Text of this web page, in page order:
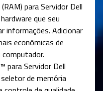
para Servidor Dell
que seu
informações. Adicionar
econômicas de
para Servidor Dell
de memória